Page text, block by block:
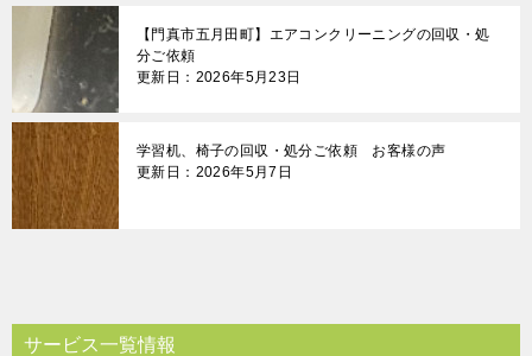
【門真市五月田町】エアコンクリーニングの回収・処
分ご依頼
更新日：2026年5月23日
学習机、椅子の回収・処分ご依頼 お客様の声
更新日：2026年5月7日
サービス一覧情報